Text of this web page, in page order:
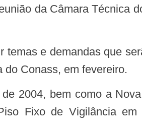
da Câmara Técnica
Conass, em fevereiro.
Fixo de Vigilância